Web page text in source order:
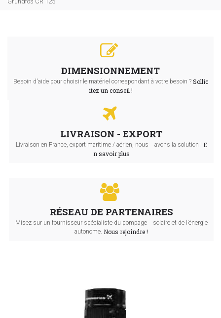
DIMENSIONNEMENT
Besoin d'aide pour choisir le matériel correspondant à votre besoin ? Sollic
itez un conseil !
LIVRAISON - EXPORT
Livraison en France, export maritime / aérien, nous avons la solution ! E
n savoir plus
RÉSEAU DE PARTENAIRES
Misez sur un fournisseur spécialiste du pompage solaire et de l’énergie
autonome. Nous rejoindre !